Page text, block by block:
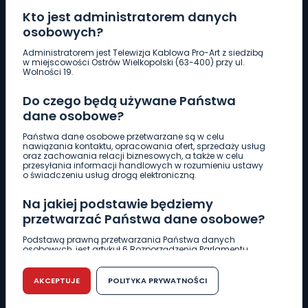
Kto jest administratorem danych
osobowych?
Administratorem jest Telewizja Kablowa Pro-Art z siedzibą
w miejscowości Ostrów Wielkopolski (63-400) przy ul.
Wolności 19.
Do czego będą używane Państwa
dane osobowe?
Państwa dane osobowe przetwarzane są w celu
nawiązania kontaktu, opracowania ofert, sprzedaży usług
oraz zachowania relacji biznesowych, a także w celu
przesyłania informacji handlowych w rozumieniu ustawy
o świadczeniu usług drogą elektroniczną.
Na jakiej podstawie będziemy
przetwarzać Państwa dane osobowe?
Podstawą prawną przetwarzania Państwa danych
osobowych, jest artykuł 6 Rozporządzenia Parlamentu
r. w sprawie ochrony osób fizycznych w związku z
przetwarzaniem danych osobowych w sprawie
swobodnego przepływu takich danych oraz uchylenia
dyrektywy 95/46/WE (RODO).
AKCEPTUJE POLITYKA PRYWATNOŚCI
Pobierz logotyp
661 997 997
REDAKCJA
62 735 22 22redakcja@wlkp24.info
DZIAŁ REKLAMY
62 735 01 85 reklama@wlkp24.info
WIADOMOŚCI
CIEKAWOSTKI